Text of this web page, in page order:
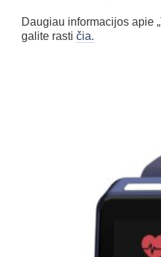
Daugiau informacijos apie
galite rasti čia.